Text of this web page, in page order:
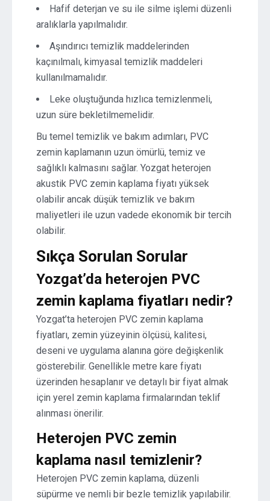
Hafif deterjan ve su ile silme işlemi düzenli
aralıklarla yapılmalıdır.
Aşındırıcı temizlik maddelerinden
kaçınılmalı, kimyasal temizlik maddeleri
kullanılmamalıdır.
Leke oluştuğunda hızlıca temizlenmeli,
uzun süre bekletilmemelidir.
Bu temel temizlik ve bakım adımları, PVC
zemin kaplamanın uzun ömürlü, temiz ve
sağlıklı kalmasını sağlar. Yozgat heterojen
akustik PVC zemin kaplama fiyatı yüksek
olabilir ancak düşük temizlik ve bakım
maliyetleri ile uzun vadede ekonomik bir tercih
olabilir.
Sıkça Sorulan Sorular
Yozgat’da heterojen PVC
zemin kaplama fiyatları nedir?
Yozgat’ta heterojen PVC zemin kaplama
fiyatları, zemin yüzeyinin ölçüsü, kalitesi,
deseni ve uygulama alanına göre değişkenlik
gösterebilir. Genellikle metre kare fiyatı
üzerinden hesaplanır ve detaylı bir fiyat almak
için yerel zemin kaplama firmalarından teklif
alınması önerilir.
Heterojen PVC zemin
kaplama nasıl temizlenir?
Heterojen PVC zemin kaplama, düzenli
süpürme ve nemli bir bezle temizlik yapılabilir.